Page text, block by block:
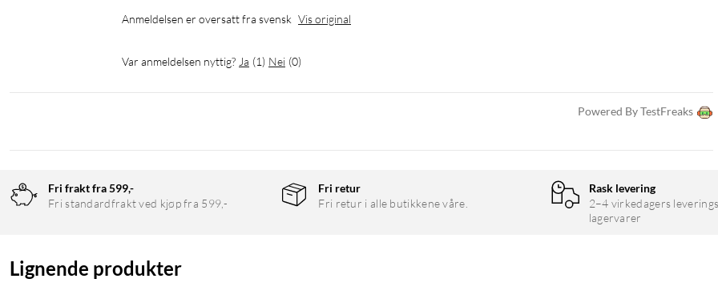
Anmeldelsen er oversatt fra svensk Vis original
Var anmeldelsen nyttig? Ja (1) Nei (0)
Powered By TestFreaks
Fri frakt fra 599,-
Fri standardfrakt ved kjøp fra 599,-
Fri retur
Fri retur i alle butikkene våre.
Rask levering
2–4 virkedagers
lagervarer
Lignende produkter